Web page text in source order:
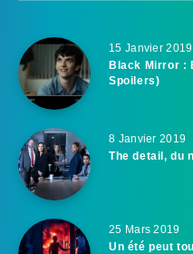
15 Janvier 2019
Black Mirror :
Spoilers)
8 Janvier 2019
The detail, du
25 Mars 2019
Un été peut